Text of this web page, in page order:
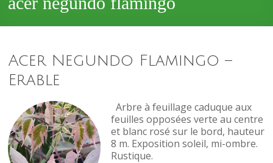
Acer Negundo Flamingo –
Erable
Arbre à feuillage caduque aux
feuilles opposées verte au centre
et blanc rosé sur le bord, hauteur
8 m. Exposition soleil, mi-ombre.
Rustique.